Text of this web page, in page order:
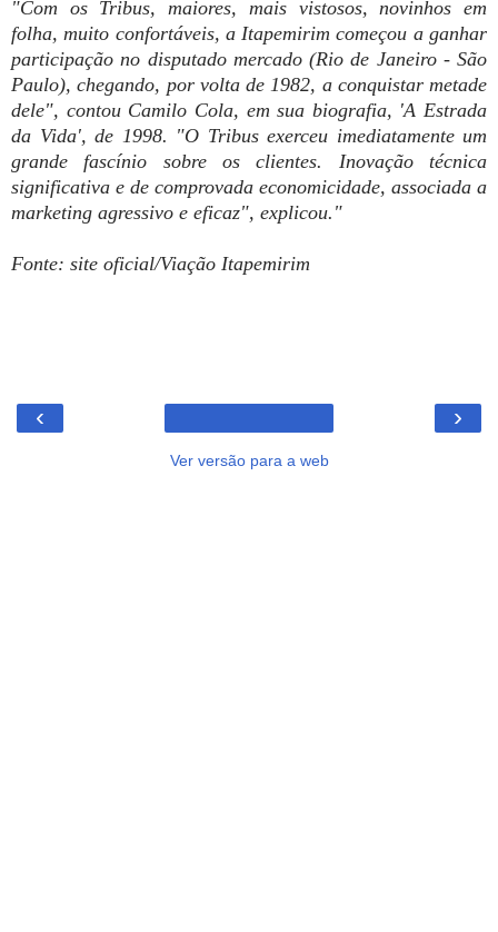
"Com os Tribus, maiores, mais vistosos, novinhos em
folha, muito confortáveis, a Itapemirim começou a ganhar
participação no disputado mercado (Rio de Janeiro - São
Paulo), chegando, por volta de 1982, a conquistar metade
dele", contou Camilo Cola, em sua biografia, 'A Estrada
da Vida', de 1998. "O Tribus exerceu imediatamente um
grande fascínio sobre os clientes. Inovação técnica
significativa e de comprovada economicidade, associada a
marketing agressivo e eficaz", explicou."
Fonte: site oficial/Viação Itapemirim
‹ ›
Ver versão para a web